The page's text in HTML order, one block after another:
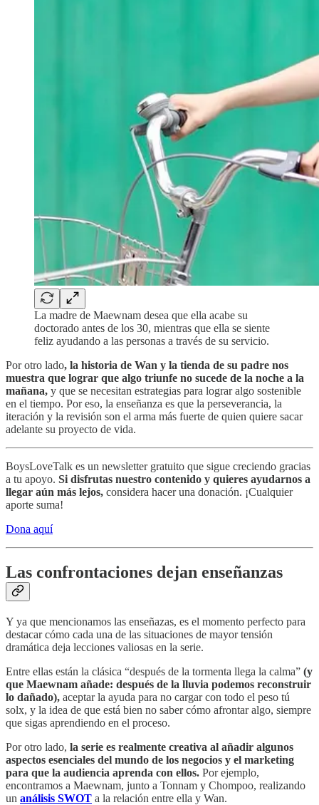
La madre de Maewnam desea que ella acabe su
doctorado antes de los 30, mientras que ella se siente
feliz ayudando a las personas a través de su servicio.
Por otro lado, la historia de Wan y la tienda de su padre nos
muestra que lograr que algo triunfe no sucede de la noche a la
mañana, y que se necesitan estrategias para lograr algo sostenible
en el tiempo. Por eso, la enseñanza es que la perseverancia, la
iteración y la revisión son el arma más fuerte de quien quiere sacar
adelante su proyecto de vida.
BoysLoveTalk es un newsletter gratuito que sigue creciendo gracias
a tu apoyo. Si disfrutas nuestro contenido y quieres ayudarnos a
llegar aún más lejos, considera hacer una donación. ¡Cualquier
aporte suma!
Dona aquí
Las confrontaciones dejan enseñanzas
Y ya que mencionamos las enseñazas, es el momento perfecto para
destacar cómo cada una de las situaciones de mayor tensión
dramática deja lecciones valiosas en la serie.
Entre ellas están la clásica “después de la tormenta llega la calma” (y
que Maewnam añade: después de la lluvia podemos reconstruir
lo dañado), aceptar la ayuda para no cargar con todo el peso tú
solx, y la idea de que está bien no saber cómo afrontar algo, siempre
que sigas aprendiendo en el proceso.
Por otro lado, la serie es realmente creativa al añadir algunos
aspectos esenciales del mundo de los negocios y el marketing
para que la audiencia aprenda con ellos. Por ejemplo,
encontramos a Maewnam, junto a Tonnam y Chompoo, realizando
un análisis SWOT a la relación entre ella y Wan.